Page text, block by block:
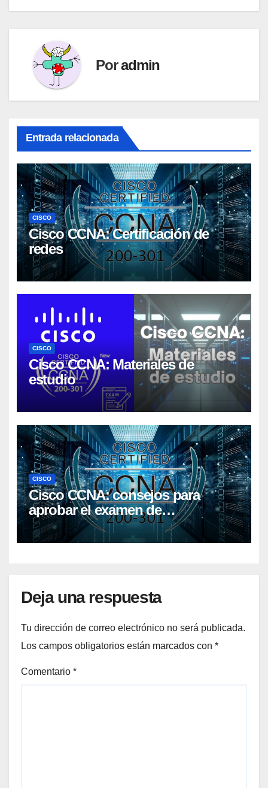
Poradmin
Entrada relacionada
CISCO
Cisco CCNA: Certificación de
redes
CISCO
Cisco CCNA: Materiales de
estudio
CISCO
Cisco CCNA: consejos para
aprobar el examen de
certificación
Deja una respuesta
Tu dirección de correo electrónico no será publicada.
Los campos obligatorios están marcados con *
Comentario *